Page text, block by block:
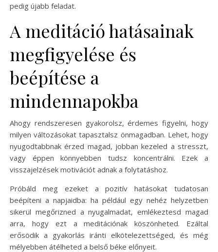
pedig újabb feladat.
A meditáció hatásainak
megfigyelése és
beépítése a
mindennapokba
Ahogy rendszeresen gyakorolsz, érdemes figyelni, hogy
milyen változásokat tapasztalsz önmagadban. Lehet, hogy
nyugodtabbnak érzed magad, jobban kezeled a stresszt,
vagy éppen könnyebben tudsz koncentrálni. Ezek a
visszajelzések motivációt adnak a folytatáshoz.
Próbáld meg ezeket a pozitív hatásokat tudatosan
beépíteni a napjaidba: ha például egy nehéz helyzetben
sikerül megőrizned a nyugalmadat, emlékeztesd magad
arra, hogy ezt a meditációnak köszönheted. Ezáltal
erősödik a gyakorlás iránti elkötelezettséged, és még
mélyebben átélheted a belső béke előnyeit.